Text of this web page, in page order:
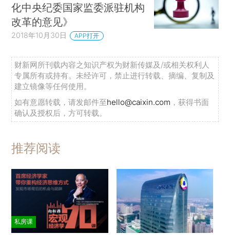
化中央纪委国家监委派驻机构
改革的意见》
2018年10月30日 APP打开
财新网所刊载内容之知识产权为财新传媒及/或相关权利人
专属所有或持有。未经许可，禁止进行转载、摘编、复制及
建立镜像等任何使用。
如有意愿转载，请发邮件至hello@caixin.com ，获得书面
确认及授权后，方可转载。
推荐阅读
私房课